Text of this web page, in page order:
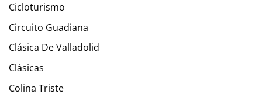
Cicloturismo
Circuito Guadiana
Clásica De Valladolid
Clásicas
Colina Triste